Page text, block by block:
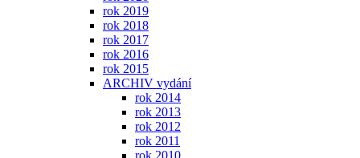
rok 2019
rok 2018
rok 2017
rok 2016
rok 2015
ARCHIV vydání
rok 2014
rok 2013
rok 2012
rok 2011
rok 2010